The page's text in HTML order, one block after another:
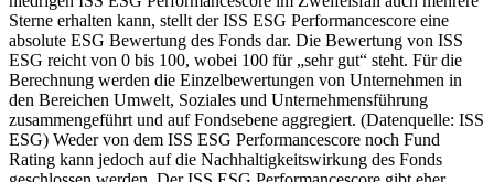
Sterne erhalten kann, stellt der ISS ESG Performancescore eine
absolute ESG Bewertung des Fonds dar. Die Bewertung von ISS
ESG reicht von 0 bis 100, wobei 100 für „sehr gut“ steht. Für die
Berechnung werden die Einzelbewertungen von Unternehmen in
den Bereichen Umwelt, Soziales und Unternehmensführung
zusammengeführt und auf Fondsebene aggregiert. (Datenquelle: ISS
ESG) Weder von dem ISS ESG Performancescore noch Fund
Rating kann jedoch auf die Nachhaltigkeitswirkung des Fonds